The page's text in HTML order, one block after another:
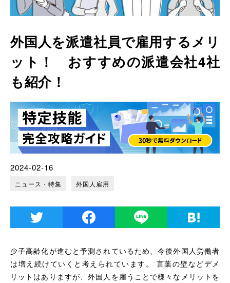
外国人を派遣社員で雇用するメリ
ット！ おすすめの派遣会社4社
も紹介！
2024-02-16
ニュース・特集 外国人雇用
少子高齢化が進むと予測されているため、今後外国人労働者
は増え続けていくと考えられています。 言葉の壁などデメ
リットはありますが、外国人を雇うことで様々なメリットを